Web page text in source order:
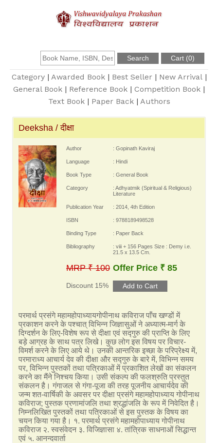
Founder
Catalogue
Contact Us
Register
Login
Category| Awarded Book| Best Seller| New Arrival|
General Book | Reference Book | Competition Book |
Text Book| Paper Back| Authors
Deeksha / दीक्षा
Author : Gopinath Kaviraj
Language : Hindi
Book Type : General Book
Category
: Adhyatmik (Spiritual & Religious)
Literature
Publication Year : 2014, 4th Edition
ISBN : 9788189498528
Binding Type : Paper Back
Bibliography
: viii + 156 Pages Size : Demy i.e.
21.5 x 13.5 Cm.
MRP ₹ 100
Discount 15%
Offer Price ₹ 85
परमार्थ प्रसंगे महामहोपाध्यायगोपीनाथ कविराज पाँच खण्डों में
प्रकाशन करने के पश्चात् विभिन्न जिज्ञासुओं ने अध्यात्म-मार्ग के
दिग्दर्शन के लिए-विशेष रूप से दीक्षा एवं सद्गुरु की प्राप्ति के लिए
बड़े आग्रह के साथ पत्र लिखे। कुछ लोग इस विषय पर विचार-
विमर्श करने के लिए आये थे। उनकी आन्तरिक इच्छा के परिप्रेक्ष्य में,
परमाराध्य आचार्य देव की दीक्षा और सद्गुरु के बारे में, विभिन्न समय
पर, विभिन्न पुस्तकों तथा पत्रिकाओं में प्रकाशित लेखों का संकलन
करने का मैंने निश्चय किया। उसी संकल्प की फलश्रुति प्रस्तुत
संकलन है। गंगाजल से गंगा-पूजा की तरह पूजनीय आचार्यदेव की
जन्म शत-वार्षिकी के अवसर पर दीक्षा प्रसंगे महामहोपाध्याय गोपीनाथ
कविराज; पुस्तक प्रणामांजलि तथा श्रद्धांजलि के रूप में निवेदित है।
निम्नलिखित पुस्तकों तथा पत्रिकाओं से इस पुस्तक के विषय का
चयन किया गया है। १. परमार्थ प्रसंगे महामहोपाध्याय गोपीनाथ
कविराज २. स्वसंवेदन ३. विजिज्ञासा ४. तांत्रिक साधनाओं सिद्धान्त
एवं ५. आनन्दवार्ता